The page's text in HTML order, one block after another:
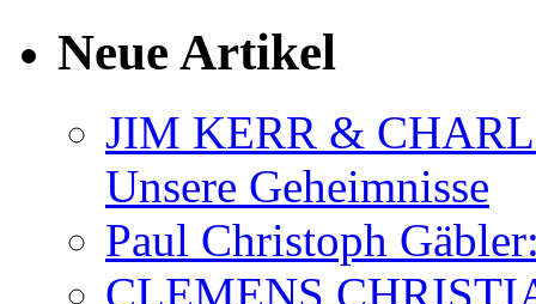
Neue Artikel
JIM KERR &
Unsere Geheimnisse
Paul Christoph